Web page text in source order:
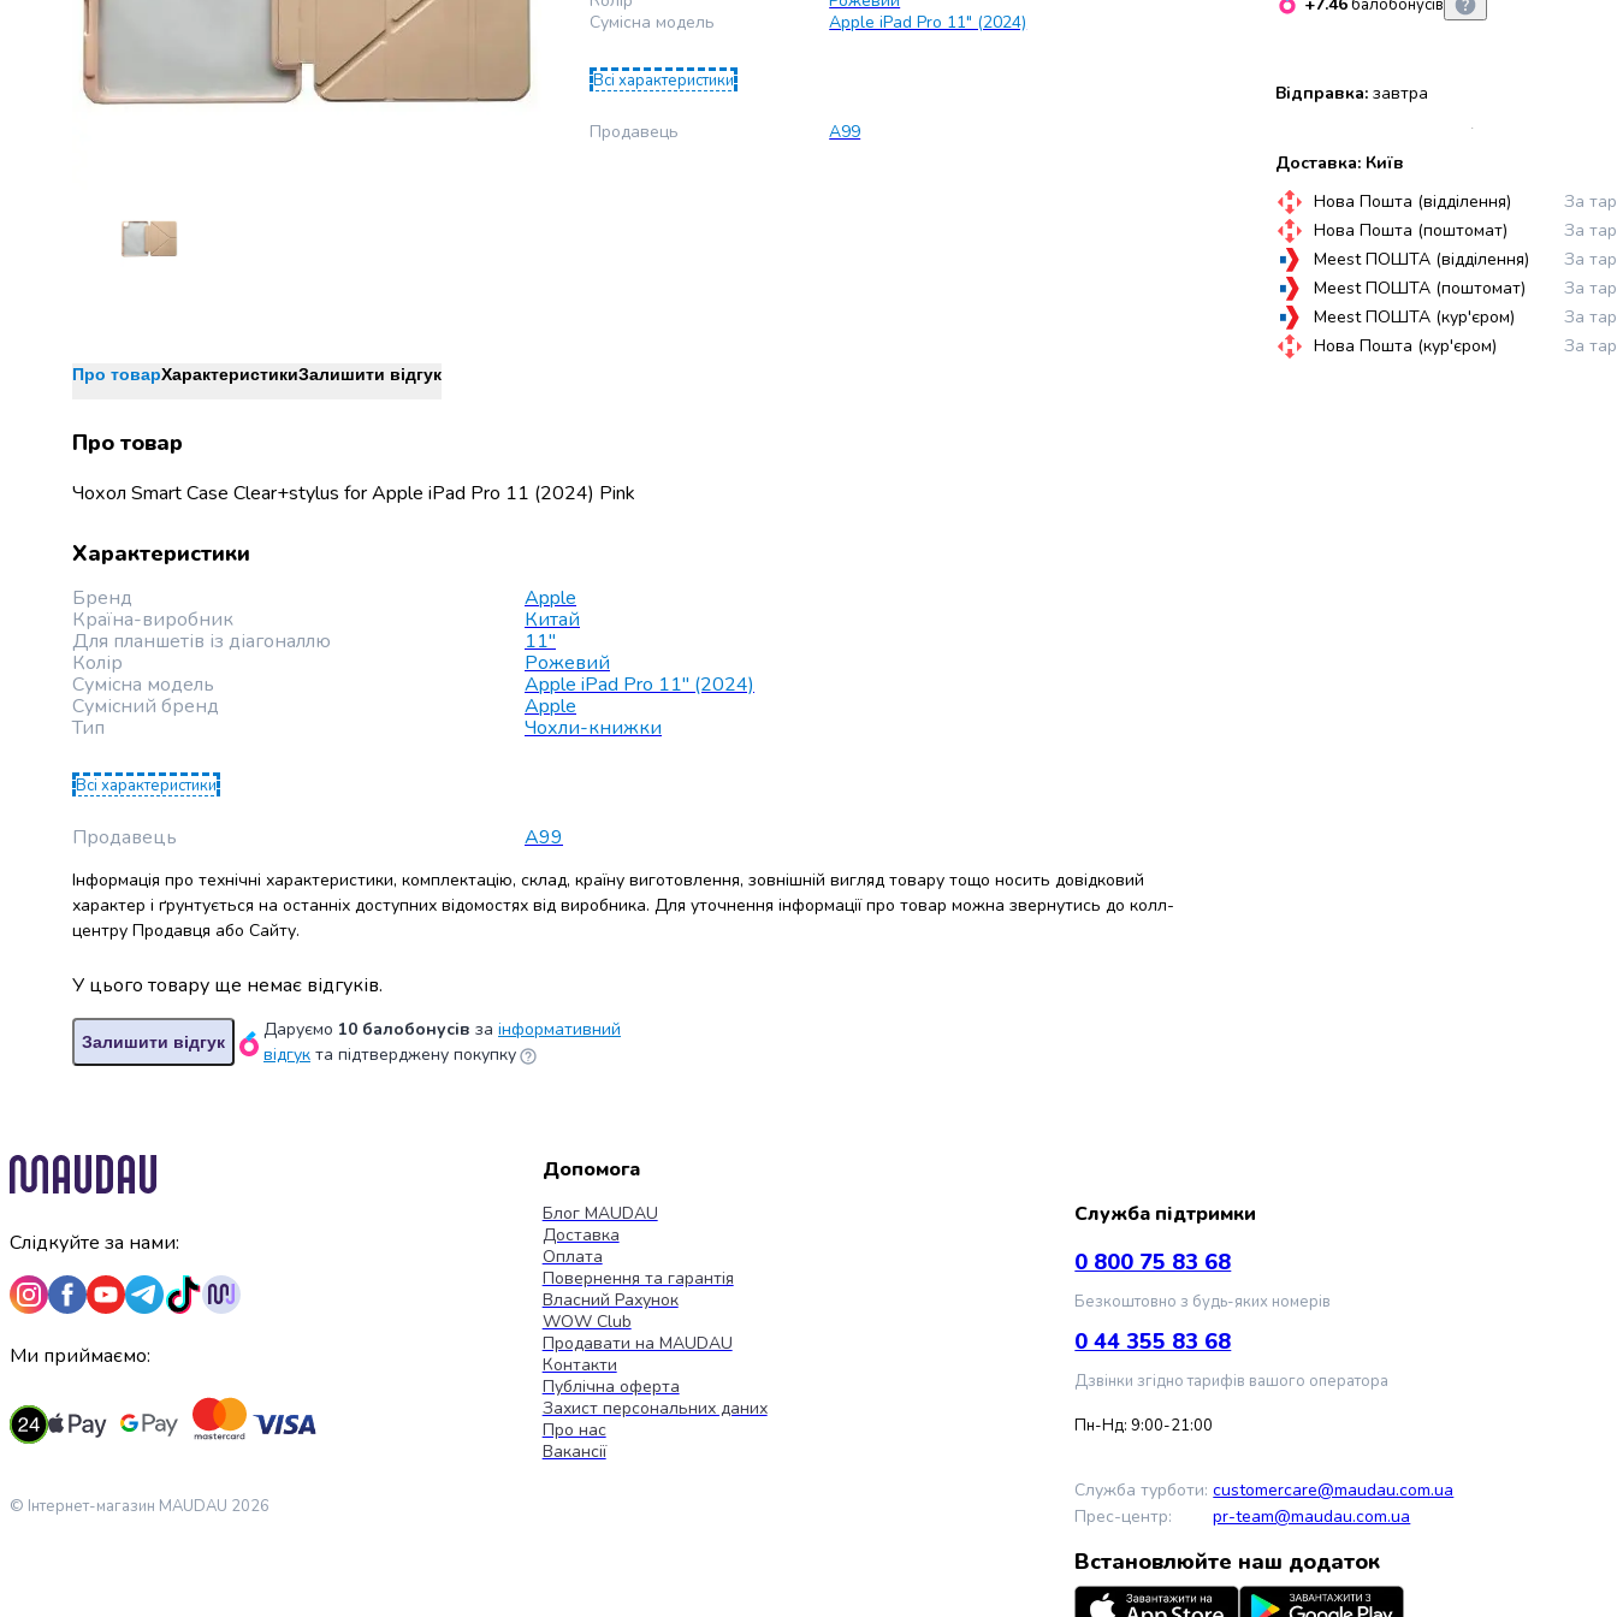
мескаль
Настоянки,
бальзами,
алкоголь
Сидри
набори
алкоголю
Продукти
напої
Бакалія
Олія
вироби
Сухі
Їжа
швидкого
приготування
Спеції
приправи
Цукор
Все
для
Кухонна
Оцет
Продукти
для
Желе
та
десертів
Сумісна модель
Apple iPad Pro 11" (2024)
Всі характеристики
Продавець А99
Про товарХарактеристикиЗалишити відгук
Про товар
Чохол Smart Case Clear+stylus for Apple iPad Pro 11 (2024) Pink
Характеристики
Бренд
Apple
Країна-виробник
Китай
Для планшетів із діагоналлю
11"
Колір
Рожевий
Сумісна модель
Apple iPad Pro 11" (2024)
Сумісний бренд
Apple
Тип
Чохли-книжки
Всі характеристики
Продавець А99
Інформація про технічні характеристики, комплектацію, склад, країну виготовлення, зовнішній вигляд товару тощо носить довідковий
характер і ґрунтується на останніх доступних відомостях від виробника. Для уточнення інформації про товар можна звернутись до колл-
центру Продавця або Сайту.
У цього товару ще немає відгуків.
Залишити відгук
Даруємо 10 балобонусів за інформативний
відгук та підтверджену покупку
балобонусів
Відправка: завтра
Доставка: Київ
Нова Пошта (відділення)
За
Нова Пошта (поштомат)
За
Meest ПОШТА (відділення)
За
Meest ПОШТА (поштомат)
За
Meest ПОШТА (кур'єром)
За
Нова Пошта (кур'єром)
За
Слідкуйте за нами:
Ми приймаємо:
© Інтернет-магазин MAUDAU 2026
Допомога
Блог MAUDAU
Доставка
Оплата
Повернення та гарантія
Власний Рахунок
WOW Club
Продавати на MAUDAU
Контакти
Публічна оферта
Захист персональних даних
Про нас
Вакансії
Служба підтримки
0 800 75 83 68
Безкоштовно з будь-яких номерів
0 44 355 83 68
Дзвінки згідно тарифів вашого оператора
Пн-Нд: 9:00-21:00
Служба турботи: customercare@maudau.com.ua
Прес-центр:
pr-team@maudau.com.ua
Встановлюйте наш додаток